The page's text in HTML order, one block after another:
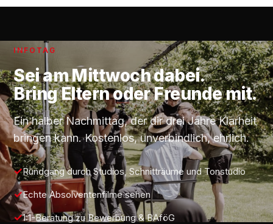
INFOTAG
Sei amMittwochdabei.
Bring Eltern oder Freunde mit.
Ein halber Nachmittag, der dir drei Jahre Klarheit
bringen kann. Kostenlos, unverbindlich, ehrlich.
Rundgang durch Studios, Schnitträume und Tonstudio
Echte Absolventenfilme sehen
1:1-Beratung zu Bewerbung & BAföG